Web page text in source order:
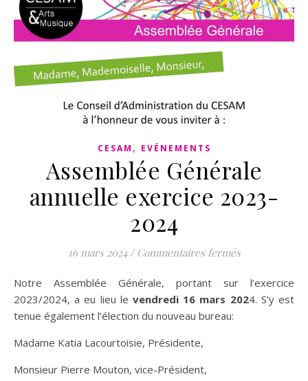
CESAM , EVÉNEMENTS
Assemblée Générale
annuelle exercice 2023-
2024
16 mars 2024 / Commentaires ferméssur
Notre Assemblée Générale, portant sur l’exercice
2023/2024, a eu lieu le vendredi 16 mars 2024. S’y est
tenue également l’élection du nouveau bureau:
Madame Katia Lacourtoisie, Présidente,
Monsieur Pierre Mouton, vice-Président,